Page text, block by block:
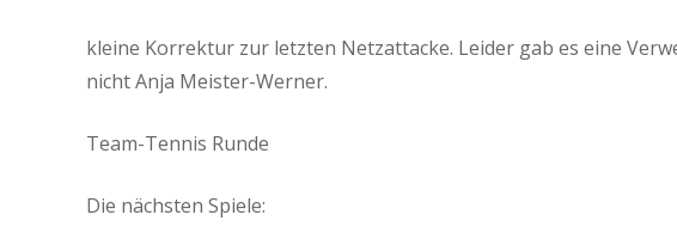
kleine Korrektur zur letzten Netzattacke. Leider gab es eine
nicht Anja Meister-Werner.
Team-Tennis Runde
Die nächsten Spiele: